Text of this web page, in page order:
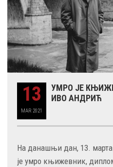
13
MAR 2021
УМРО ЈЕ
ИВО АНДРИЋ
На данашњи дан, 13. марта
је умро књижевник,